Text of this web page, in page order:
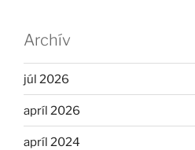
Archív
júl 2026
apríl 2026
apríl 2024